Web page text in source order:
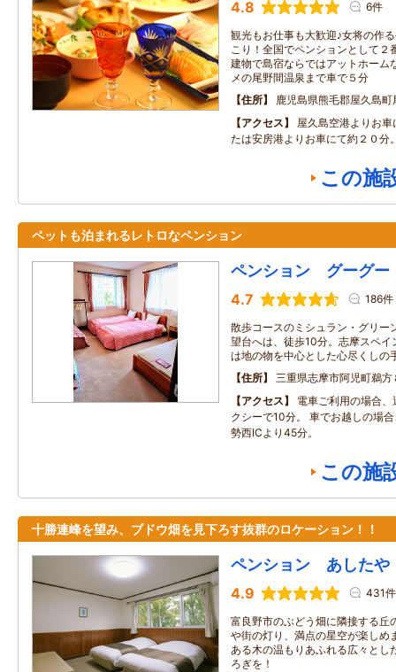
4.8 6件
観光もお仕事も大歓迎♪女将の作
こり！全国でペンションとして２
建物で島宿ならではアットホーム
メの尾野間温泉まで車で５分
住所
鹿児島県熊毛郡屋久島
アクセス
屋久島空港よりお
たは安房港よりお車にて約２０分
この施
ペットも泊まれるレトロなペンション
ペンション グーグー
4.7 186件
散歩コースのミシュラン・グリー
望台へは、徒歩10分。志摩スペ
は地の物を中心とした心尽くしの
住所
三重県志摩市阿児町鵜方
アクセス
電車ご利用の場合
クシーで10分。 車でお越しの場
勢西ICより45分。
この施
十勝連峰を望み、ブドウ畑を見下ろす抜群のロケーション！！
ペンション あしたや
4.9 431件
富良野市のぶどう畑に隣接する丘
や街の灯り、満点の星空が楽しめ
ある木の温もりあふれる広々とし
ろぎを！